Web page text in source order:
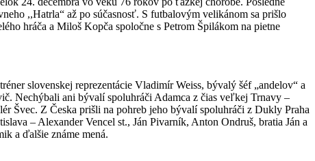
,,Hatrla“ až po súčasnosť. S futbalovým velikánom sa prišlo
hráča a Miloš Kopča spoločne s Petrom Špilákom na pietne
slovenskej reprezentácie Vladimír Weiss, bývalý šéf „andelov“ a
Nechýbali ani bývalí spoluhráči Adamca z čias veľkej Trnavy –
Švec. Z Česka prišli na pohreb jeho bývalí spoluhráči z Dukly Praha
– Alexander Vencel st., Ján Pivarník, Anton Ondruš, bratia Ján a
a ďalšie známe mená.